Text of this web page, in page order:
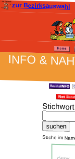
zur Bezirksauswahl
INFO &
Suche im